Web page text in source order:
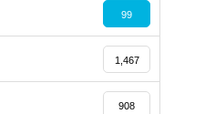
99
1,467
908